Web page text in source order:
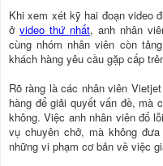
Khi xem xét kỹ hai đoạn video
ởvideo thứ nhất, anh nhân
cùng nhóm nhân viên còn
khách hàng yêu cầu gặp cấp
Rõ ràng là các nhân viên
hàng để giải quyết vấn đề, mà
không. Việc anh nhân viên đổ
vụ chuyên chở, mà không
những vi phạm cơ bản về việc